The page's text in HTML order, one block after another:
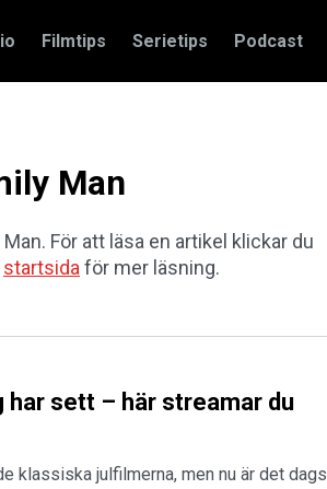
Filmtips Serietips Podcast
Man
För att läsa en artikel klickar du
startsida för mer läsning.
har sett – här streamar du
klassiska julfilmerna, men nu är det dags